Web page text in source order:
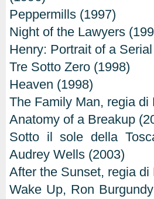
Peppermills (1997)
Night of the Lawyers
Henry: Portrait of a
Tre Sotto Zero (1998)
Heaven (1998)
The Family Man, regia di
Anatomy of a Breakup
Sotto il sole della
Audrey Wells (2003)
After the Sunset, regia di
Wake Up, Ron